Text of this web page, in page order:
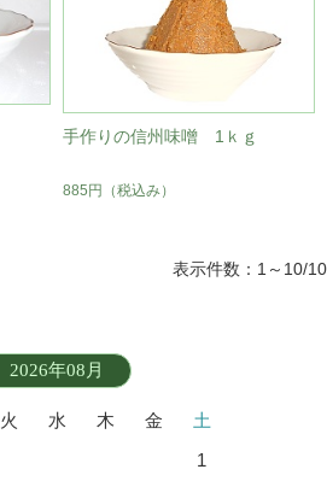
手作りの信州味噌 1ｋｇ
885円 （税込み）
表示件数：1～10/10
2026年08月
火 水 木 金
土
1